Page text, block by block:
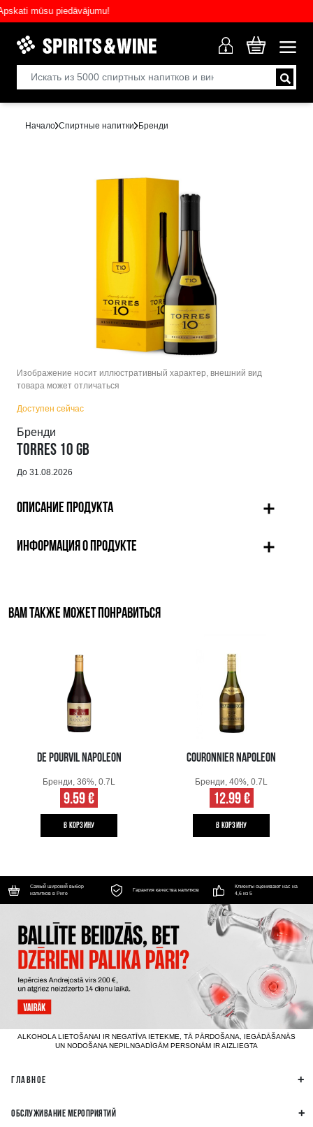
mūsu piedāvājumu!
Начало Спиртные напитки Бренди
Изображение носит иллюстративный характер, внешний вид
товара может отличаться
Доступен сейчас
Бренди
TORRES 10 GB
До 31.08.2026
ОПИСАНИЕ ПРОДУКТА
ИНФОРМАЦИЯ О ПРОДУКТЕ
ВАМ ТАКЖЕ МОЖЕТ ПОНРАВИТЬСЯ
DE POURVIL NAPOLEON
Бренди, 36%, 0.7L
9.59 €
B КОРЗИНУ
COURONNIER NAPOLEON
Бренди, 40%, 0.7L
12.99 €
B КОРЗИНУ
Самый широкий выбор
напитков в Риге
Гарантия качества напитков
Клиенты оценивают нас на
4,6 из 5
ALKOHOLA LIETOŠANAI IR NEGATĪVA IETEKME, TĀ PĀRDOŠANA, IEGĀDĀŠANĀS
UN NODOŠANA NEPILNGADĪGĀM PERSONĀM IR AIZLIEGTA
ГЛАВНОЕ
ОБСЛУЖИВАНИЕ МЕРОПРИЯТИЙ